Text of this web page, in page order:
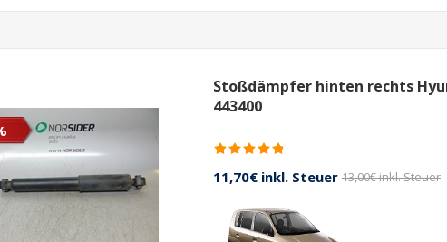
Stoßdämpfer hinten rechts
443400
11,70€ inkl. Steuer 13,00€ inkl. Steuer